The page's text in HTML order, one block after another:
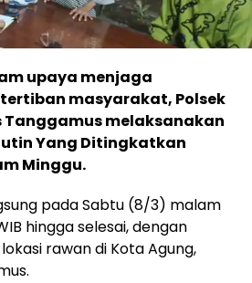
upaya menjaga
masyarakat, Polsek
Tanggamus melaksanakan
Yang Ditingkatkan
Minggu.
pada Sabtu (8/3) malam
hingga selesai, dengan
rawan di Kota Agung,